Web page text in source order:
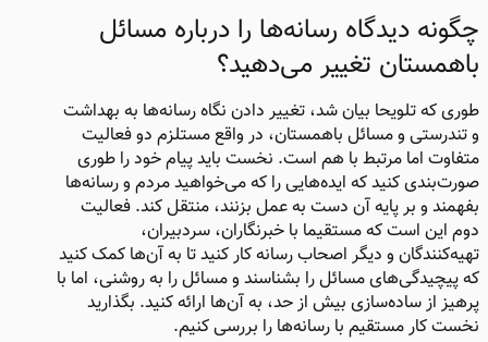
چگونه دیدگاه رسانه‌ها را درباره مسائل
باهمستان تغییر می‌دهید؟
طوری که تلویحا بیان شد، تغییر دادن نگاه رسانه‌ها به بهداشت
و تندرستی و مسائل باهمستان، در واقع مستلزم دو فعالیت
متفاوت اما مرتبط با هم است. نخست باید پیام خود را طوری
صورت‌بندی کنید که ایده‌هایی را که می‌خواهید مردم و رسانه‌ها
بفهمند و بر پایه آن‌ دست به عمل بزنند، منتقل کند. فعالیت
دوم این است که مستقیما با خبرنگاران، سردبیران،
تهیه‌کنندگان و دیگر اصحاب رسانه کار کنید تا به آن‌ها کمک کنید
که پیچیدگی‌های مسائل را بشناسند و مسائل را به روشنی، اما با
پرهیز از ساده‌سازی بیش از حد، به آن‌ها ارائه کنید. بگذارید
نخست کار مستقیم با رسانه‌ها را بررسی کنیم.